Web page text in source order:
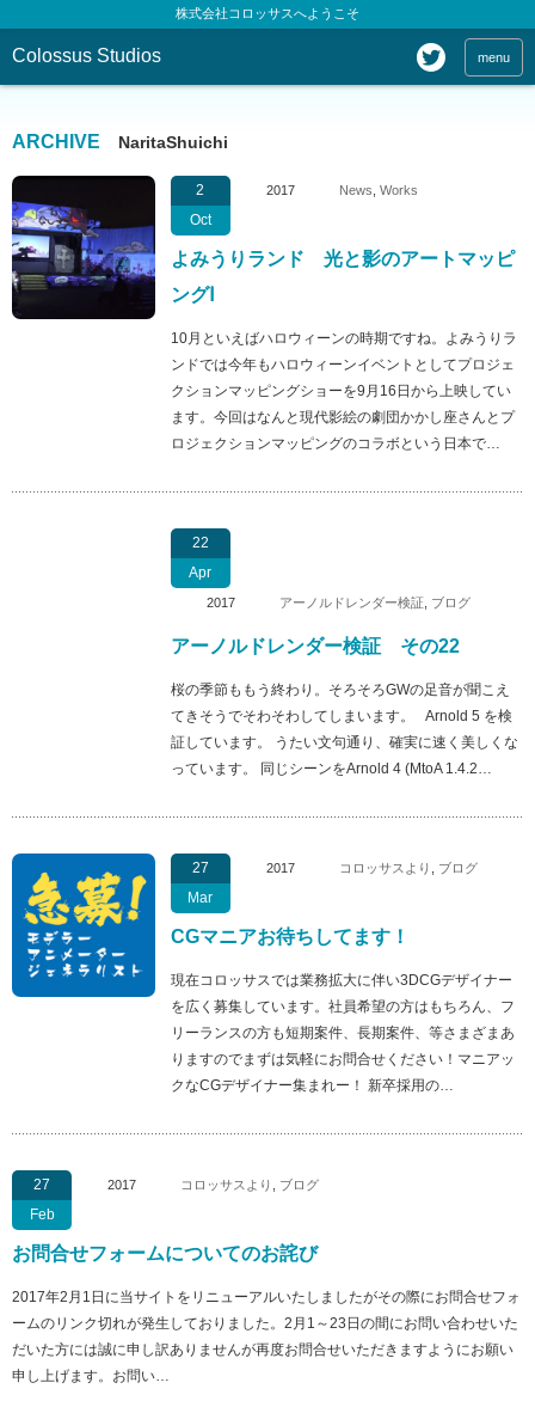
株式会社コロッサスへようこそ
Colossus Studios menu
ARCHIVE NaritaShuichi
2
Oct
2017 News Works
よみうりランド 光と影のアートマッピ
ングⅠ
10月といえばハロウィーンの時期ですね。よみうりラ
ンドでは今年もハロウィーンイベントとしてプロジェ
クションマッピングショーを9月16日から上映してい
ます。今回はなんと現代影絵の劇団かかし座さんとプ
ロジェクションマッピングのコラボという日本で…
22
Apr
2017 アーノルドレンダー検証, ブログ
アーノルドレンダー検証 その22
桜の季節ももう終わり。そろそろGWの足音が聞こえ
てきそうでそわそわしてしまいます。 Arnold 5 を検
証しています。 うたい文句通り、確実に速く美しくな
っています。 同じシーンをArnold 4 (MtoA 1.4.2…
27
Mar
2017 コロッサスより ブログ
CGマニアお待ちしてます！
現在コロッサスでは業務拡大に伴い3DCGデザイナー
を広く募集しています。社員希望の方はもちろん、フ
リーランスの方も短期案件、長期案件、等さまざまあ
りますのでまずは気軽にお問合せください！マニアッ
クなCGデザイナー集まれー！ 新卒採用の…
27
Feb
2017 コロッサスより ブログ
お問合せフォームについてのお詫び
2017年2月1日に当サイトをリニューアルいたしましたがその際にお問合せフォ
ームのリンク切れが発生しておりました。2月1～23日の間にお問い合わせいた
だいた方には誠に申し訳ありませんが再度お問合せいただきますようにお願い
申し上げます。お問い…